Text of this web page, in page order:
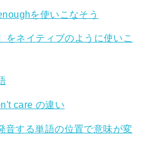
を使いこなそう
をネイティブのように使いこ
care の違い
音する単語の位置で意味が変